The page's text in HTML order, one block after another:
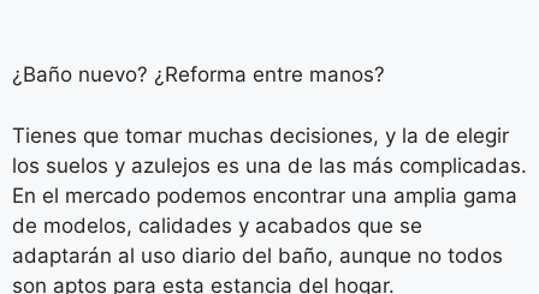
¿Baño nuevo? ¿Reforma entre manos?
Tienes que tomar muchas decisiones, y la de elegir
los suelos y azulejos es una de las más complicadas.
En el mercado podemos encontrar una amplia gama
de modelos, calidades y acabados que se
adaptarán al uso diario del baño, aunque no todos
son aptos para esta estancia del hogar.